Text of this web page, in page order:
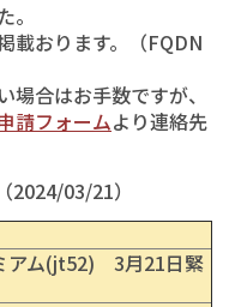
載おります。（FQDN
合はお手数ですが、
請フォームより連絡先
2024/03/21）
アム(jt52) 3月21日緊